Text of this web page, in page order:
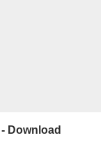
Download